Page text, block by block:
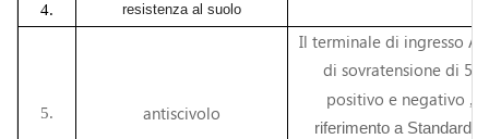
4. resistenza al suolo
5. antiscivolo
Il terminale di ingresso
di sovratensione di
positivo e negativo , .
riferimento a Standard.